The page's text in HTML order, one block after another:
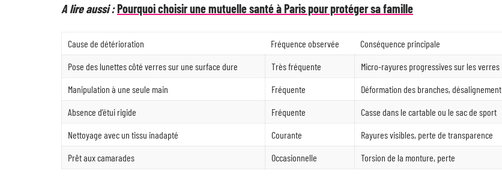
A lire aussi :Pourquoi choisir une mutuelle santé à Paris pour protéger sa famille
Cause de détérioration Fréquence observée
Conséquence principale
Pose des lunettes côté verres sur une surface dure
Très fréquente
Micro-rayures progressives sur les verres
Manipulation à une seule main
Fréquente
Déformation des branches, désalignement
Absence d’étui rigide
Fréquente
Casse dans le cartable ou le sac de sport
Nettoyage avec un tissu inadapté
Courante
Rayures visibles, perte de transparence
Prêt aux camarades
Occasionnelle Torsion de la monture, perte